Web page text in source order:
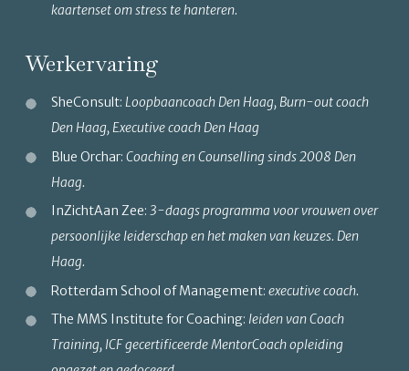
kaartenset om stress te hanteren.
Werkervaring
SheConsult: Loopbaancoach Den Haag, Burn-out coach
Den Haag, Executive coach Den Haag
Blue Orchar: Coaching en Counselling sinds 2008 Den
Haag.
InZichtAan Zee: 3-daags programma voor vrouwen over
persoonlijke leiderschap en het maken van keuzes. Den
Haag.
Rotterdam School of Management: executive coach.
The MMS Institute for Coaching: leiden van Coach
Training, ICF gecertificeerde MentorCoach opleiding